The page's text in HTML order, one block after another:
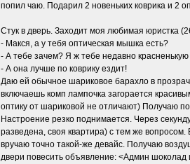
попил чаю. Подарил 2 новеньких коврика и 2
Стук в дверь. Заходит моя любимая юристка
- Макся, а у тебя оптическая мышка есть?
- А тебе зачем? Я ж тебе недавно
- А она лучше по коврику ездит!
Даю ей обычное шариковое барахло в
включаешь комп лампочка загорается
оптику от шариковой не отличают) Получаю
Настроение резко поднимается. Через
разведена, своя квартира) с тем же
вручаю точно такой-же девайс. Получаю
двери повесить объявление: <Админ